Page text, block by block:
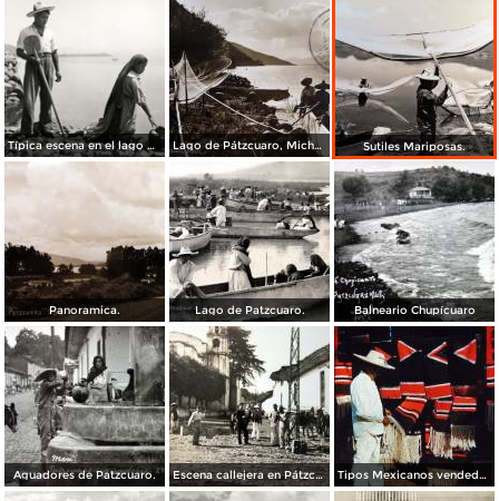
Típica escena en el lago de Pátzcuaro Lago de Pátzcuaro, Michoacán por el Fotógrafo Hugo Brehme. ( Circulada el 6 de Marzo de 1931 ). Sutiles Mariposas.
Panoramica. Lago de Patzcuaro. Balneario Chupícuaro
Aguadores de Patzcuaro. Escena callejera en Pátzcuaro, Michoacán. Tipos Mexicanos vendedor de Zarapes Pátzcuaro, Michoacán 1954.